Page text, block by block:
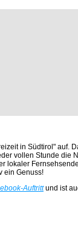
in Südtirol" auf.
vollen Stunde die
ein Genuss!
Auftritt und ist